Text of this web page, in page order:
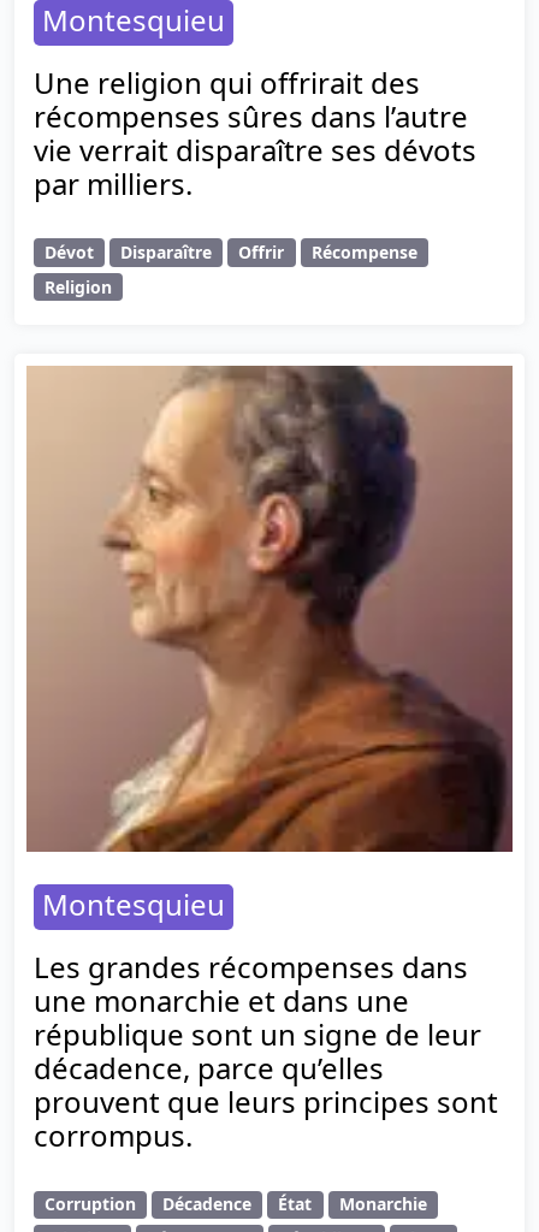
Montesquieu
Une religion qui offrirait des
récompenses sûres dans l’autre
vie verrait disparaître ses dévots
par milliers.
Dévot Disparaître Offrir
Récompense
Religion
Montesquieu
Les grandes récompenses dans
une monarchie et dans une
république sont un signe de leur
décadence, parce qu’elles
prouvent que leurs principes sont
corrompus.
Corruption Décadence État
Monarchie